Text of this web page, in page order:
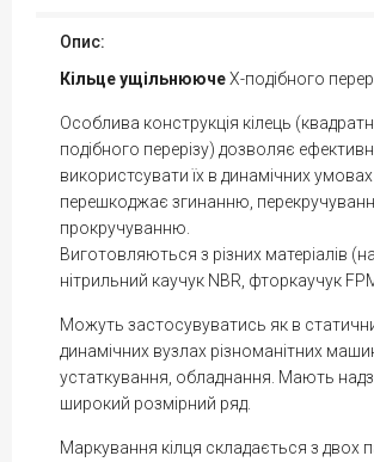
Опис:
КільцеущільнюючеX-подібного
Особлива конструкція кілець
подібного перерізу) дозволяє
використсувати їх в динамічних
перешкоджає згинанню,
прокручуванню.
Виготовляються з різних матеріалів
нітрильний каучук NBR, фторкаучук
Можуть застосувуватись як в
динамічних вузлах різноманітних
устаткування, обладнання. Мають
широкий розмірний ряд.
Маркування кілця складається з двох